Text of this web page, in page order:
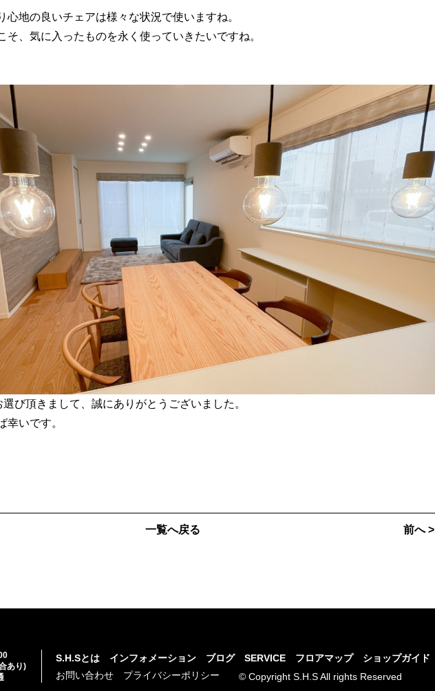
心地の良いチェアは様々な状況で使いますね。
そ、気に入ったものを永く使っていきたいですね。
び頂きまして、誠にありがとうございました。
幸いです。
前へ >
一覧へ戻る
あり)
S.H.Sとは インフォメーション ブログ SERVICE フロアマップ ショップガイド
お問い合わせ
プライバシーポリシー © Copyright S.H.S All rights Reserved